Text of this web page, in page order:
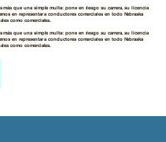
que una simple multa: pone en riesgo su carrera, su licencia
en representar a conductores comerciales en todo Nebraska
como comerciales.
que una simple multa: pone en riesgo su carrera, su licencia
en representar a conductores comerciales en todo Nebraska
como comerciales.